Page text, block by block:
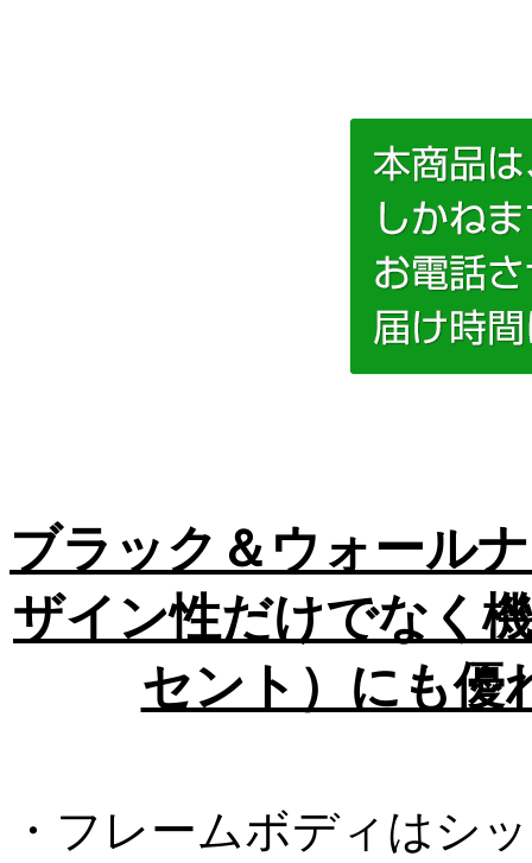
ブラック＆ウォール
ザイン性だけでなく
セント）にも優
・フレームボディはシ